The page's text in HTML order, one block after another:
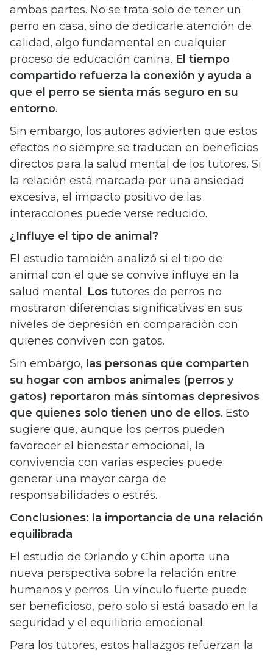
ambas partes. No se trata solo de tener un
perro en casa, sino de dedicarle atención de
calidad, algo fundamental en cualquier
proceso de educación canina. El tiempo
compartido refuerza la conexión y ayuda a
que el perro se sienta más seguro en su
entorno.
Sin embargo, los autores advierten que estos
efectos no siempre se traducen en beneficios
directos para la salud mental de los tutores. Si
la relación está marcada por una ansiedad
excesiva, el impacto positivo de las
interacciones puede verse reducido.
¿Influye el tipo de animal?
El estudio también analizó si el tipo de
animal con el que se convive influye en la
salud mental. Los tutores de perros no
mostraron diferencias significativas en sus
niveles de depresión en comparación con
quienes conviven con gatos.
Sin embargo, las personas que comparten
su hogar con ambos animales (perros y
gatos) reportaron más síntomas depresivos
que quienes solo tienen uno de ellos. Esto
sugiere que, aunque los perros pueden
favorecer el bienestar emocional, la
convivencia con varias especies puede
generar una mayor carga de
responsabilidades o estrés.
Conclusiones: la importancia de una relación
equilibrada
El estudio de Orlando y Chin aporta una
nueva perspectiva sobre la relación entre
humanos y perros. Un vínculo fuerte puede
ser beneficioso, pero solo si está basado en la
seguridad y el equilibrio emocional.
Para los tutores, estos hallazgos refuerzan la